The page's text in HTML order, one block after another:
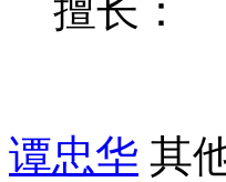
擅长：
谭忠华 其